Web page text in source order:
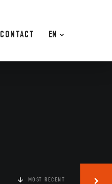
EN
CONTACT
MOST RECENT